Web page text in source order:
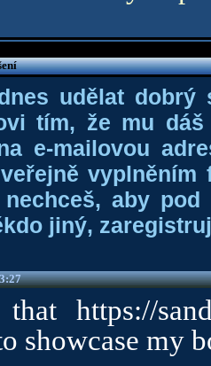
udělat dobrý
tím, že mu
e-mailovou
aby
jiný,
https://
showcase my